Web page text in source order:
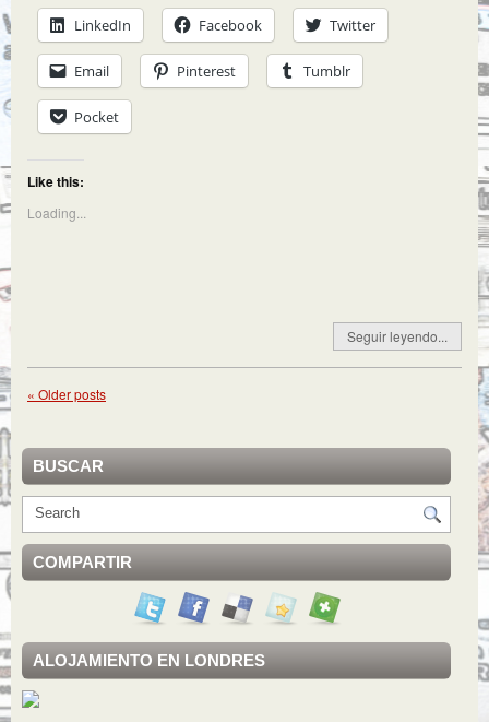
LinkedIn Facebook Twitter
Email Pinterest Tumblr
Pocket
Like this:
Loading...
Seguir leyendo...
« Older posts
BUSCAR
COMPARTIR
ALOJAMIENTO EN LONDRES